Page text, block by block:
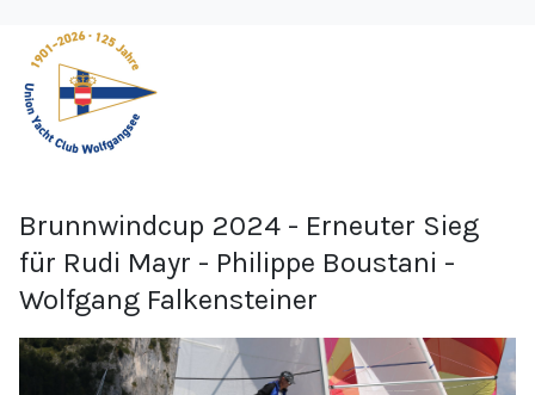
Brunnwindcup 2024 - Erneuter Sieg
für Rudi Mayr - Philippe Boustani -
Wolfgang Falkensteiner